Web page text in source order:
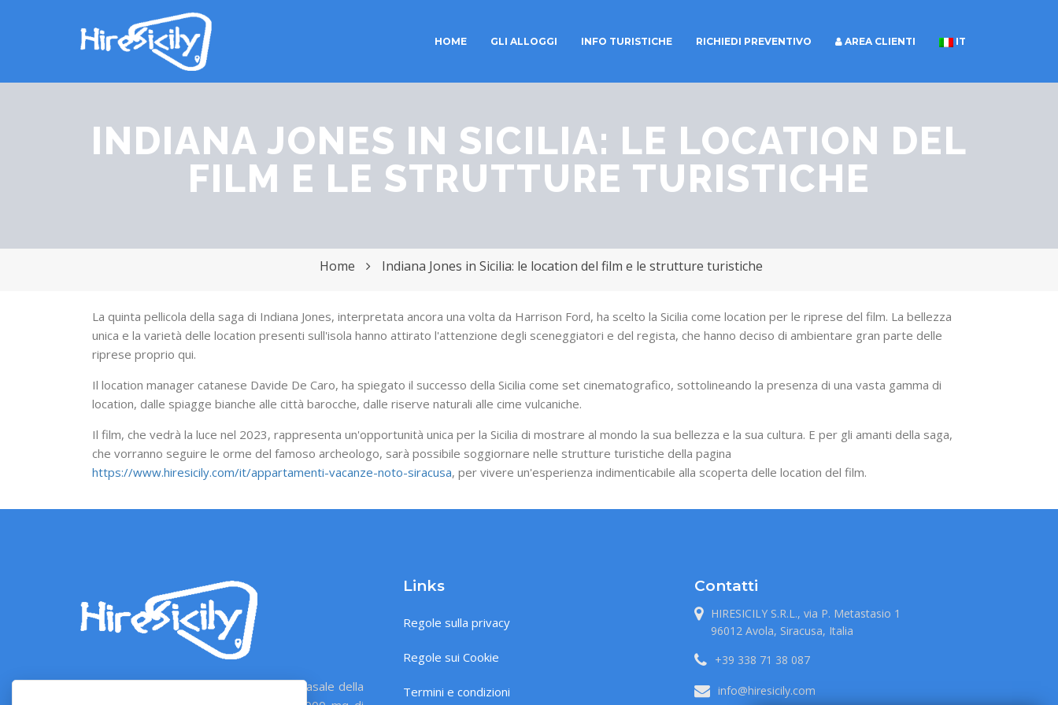
HOME GLI ALLOGGI
INFO TURISTICHE
RICHIEDI PREVENTIVO
IT
AREA CLIENTI
INDIANA JONES IN SICILIA: LE LOCATION DEL
FILM E LE STRUTTURE TURISTICHE
Home Indiana Jones in Sicilia: le location del film e le strutture turistiche
La quinta pellicola della saga di Indiana Jones, interpretata ancora una volta da Harrison Ford, ha scelto la Sicilia come location per le riprese del film. La bellezza
unica e la varietà delle location presenti sull'isola hanno attirato l'attenzione degli sceneggiatori e del regista, che hanno deciso di ambientare gran parte delle
riprese proprio qui.
Il location manager catanese Davide De Caro, ha spiegato il successo della Sicilia come set cinematografico, sottolineando la presenza di una vasta gamma di
location, dalle spiagge bianche alle città barocche, dalle riserve naturali alle cime vulcaniche.
Il film, che vedrà la luce nel 2023, rappresenta un'opportunità unica per la Sicilia di mostrare al mondo la sua bellezza e la sua cultura. E per gli amanti della saga,
che vorranno seguire le orme del famoso archeologo, sarà possibile soggiornare nelle strutture turistiche della pagina
https://www.hiresicily.com/it/appartamenti-vacanze-noto-siracusa, per vivere un'esperienza indimenticabile alla scoperta delle location del film.
A 350 mt dal mare, con piscina privata: Casale della
Links
Regole sulla privacy
Regole sui Cookie
Termini e condizioni
Contatti
HIRESICILY S.R.L., via P. Metastasio 1
96012 Avola, Siracusa, Italia
+39 338 71 38 087
info@hiresicily.com